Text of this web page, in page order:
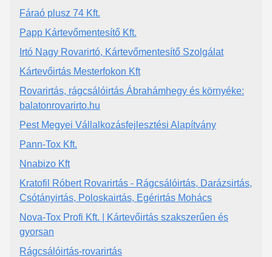
Fáraó plusz 74 Kft.
Papp Kártevőmentesítő Kft.
Irtó Nagy Rovarirtó, Kártevőmentesítő Szolgálat
Kártevőirtás Mesterfokon Kft
Rovarirtás, rágcsálóirtás Ábrahámhegy és környéke:
balatonrovarirto.hu
Pest Megyei Vállalkozásfejlesztési Alapítvány
Pann-Tox Kft.
Nnabizo Kft
Kratofil Róbert Rovarirtás - Rágcsálóirtás, Darázsirtás,
Csótányirtás, Poloskairtás, Egérirtás Mohács
Nova-Tox Profi Kft. | Kártevőirtás szakszerűen és
gyorsan
Rágcsálóirtás-rovarirtás